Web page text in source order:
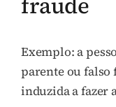
Exemplo: a
parente ou falso
induzida a fazer